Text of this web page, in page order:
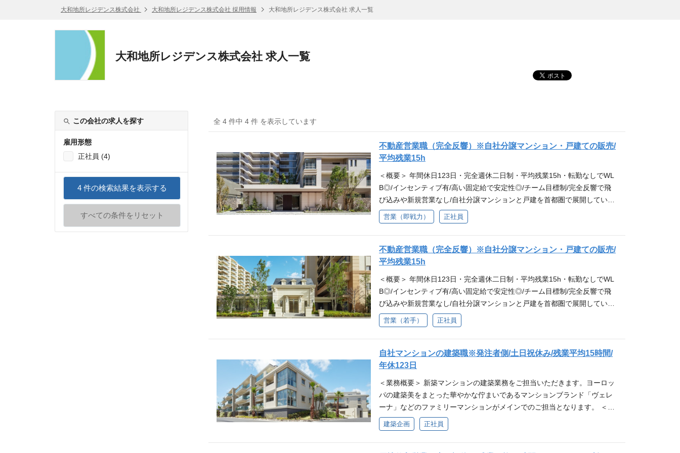
大和地所レジデンス株式会社 大和地所レジデンス株式会社 採用情報 大和地所レジデンス株式会社 求人一覧
大和地所レジデンス株式会社 求人一覧
この会社の求人を探す
雇用形態
正社員 (4)
4件の検索結果を表示する
すべての条件をリセット
全 4 件中 4 件 を表示しています
不動産営業職（完全反響）※自社分譲マンション・戸建ての販売/
平均残業15h
＜概要＞ 年間休日123日・完全週休二日制・平均残業15h・転勤なしでWL
B◎/インセンティブ有/高い固定給で安定性◎/チーム目標制/完全反響で飛
び込みや新規営業なし/自社分譲マンションと戸建を首都圏で展開している
デベロッパー ＜魅力＞ ◎給与やインセンティブについて 同社は固定給の
比率も大きいため、安定した働き方を実現できます。 ◎ワークライフバラ
ンスについて 「商品の質」にこだわることで高い効率を達成しているた
め、平均残業15時間、完全週休2日制、休日も年間123日+自身で取得する
有給休暇とワークライフバランスが整いやすい環境です。 ◎目標について
大きさ、販売戸数に応じて異なるが、1チーム約4~8名)。チームで助け合
い、メンバー毎にしっかりフォローする体制となっています。 ＜業務詳細
＞ ヨーロッパの建築美をまとった華やかな佇まいであるマンションブラン
ド「ヴェレーナ」を首都圏で展開する当社にて、モデルルームにご来店い
などはございません。) 変更の範囲:会社の定める業務
営業（即戦力） 正社員
不動産営業職（完全反響）※自社分譲マンション・戸建ての販売/
平均残業15h
＜概要＞ 年間休日123日・完全週休二日制・平均残業15h・転勤なしでWL
B◎/インセンティブ有/高い固定給で安定性◎/チーム目標制/完全反響で飛
び込みや新規営業なし/自社分譲マンションと戸建を首都圏で展開している
デベロッパー ＜魅力＞ ◎給与やインセンティブについて 同社は固定給の
比率も大きいため、安定した働き方を実現できます。 ◎ワークライフバラ
ンス 「商品の質」にこだわることで高い効率を達成しているため、平均残
業15時間、完全週休2日制、休日も年間123日+自身で取得する有給休暇と
ワークライフバランスが整いやすい環境です。 ◎目標について 物件ごとの
売戸数に応じて異なるが、1チーム約4~8名)。チームで助け合い、メンバー
毎にしっかりフォローする体制となっています。 ＜業務詳細＞ ヨーロッパ
の建築美をまとった華やかな佇まいであるマンションブランド「ヴェレー
ナ」を首都圏で展開する当社にて、モデルルームにご来店いただいたお客
営業（若手） 正社員
自社マンションの建築職※発注者側/土日祝休み/残業平均15時間/
年休123日
＜業務概要＞ 新築マンションの建築業務をご担当いただきます。ヨーロッ
パの建築美をまとった華やかな佇まいであるマンションブランド「ヴェレ
ーナ」などのファミリーマンションがメインでのご担当となります。 ＜業
務詳細＞ ・新築マンションの商品企画業務 ・設計事務所やゼネコンとの折
衝業務 ・工期、コスト、品質、安全面などの管理 建築全般のマネジメント
が主な業務となるため、設計や施工会社などの協力会社とのパートナーシ
建築企画 正社員